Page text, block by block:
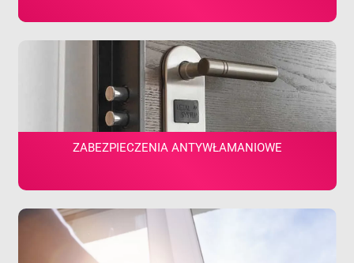
ZABEZPIECZENIA ANTYWŁAMANIOWE